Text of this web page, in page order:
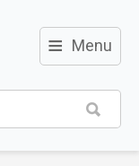
≡ Menu